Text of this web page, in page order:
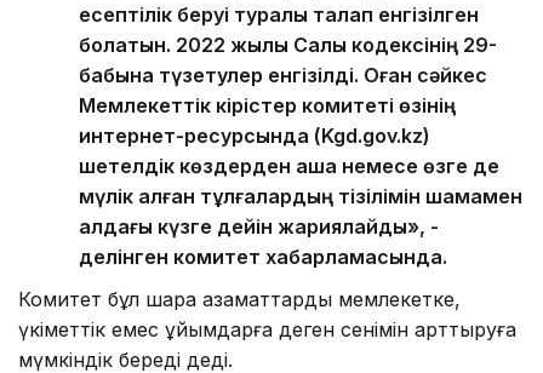
есептілік беруі туралы талап енгізілген
болатын. 2022 жылы Салық кодексінің 29-
бабына түзетулер енгізілді. Оған сәйкес
Мемлекеттік кірістер комитеті өзінің
интернет-ресурсында (Kgd.gov.kz)
шетелдік көздерден ақша немесе өзге де
мүлік алған тұлғалардың тізілімін шамамен
алдағы күзге дейін жариялайды», -
делінген комитет хабарламасында.
Комитет бұл шара азаматтардың мемлекетке,
үкіметтік емес ұйымдарға деген сенімін арттыруға
мүмкіндік береді деді.